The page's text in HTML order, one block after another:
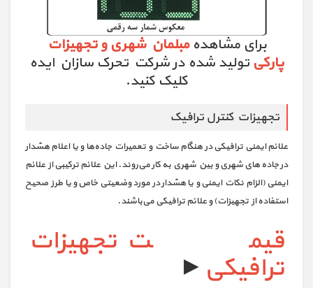
برای مشاهده مبلمان شهری و تجهیزات
پارکی تولید شده در شرکت تحرک سازان ایده
کلیک کنید.
تجهیزات کنترل ترافیک
علائم ایمنی ترافیکی در هنگام ساخت و تعمیرات جاده‌ها و یا اعلام هشدار
در جاده های شهری و بین شهری به کار می‌روند. این علائم ترکیبی از علائم
ایمنی (الزام نکات ایمنی و یا هشدار در مورد وضعیتی خاص و یا طرز صحیح
استفاده از تجهیزات) و علائم ترافیکی می‌باشند.
قیمت تجهیزات
ترافیکی ►